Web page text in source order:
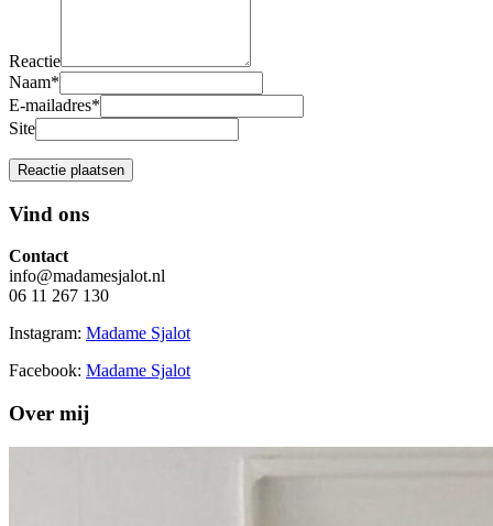
Reactie
Naam*
E-mailadres*
Site
Vind ons
Contact
info@madamesjalot.nl
06 11 267 130
Instagram: Madame Sjalot
Facebook: Madame Sjalot
Over mij